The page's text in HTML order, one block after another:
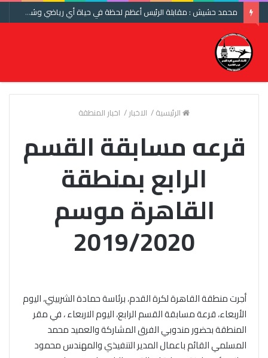
محمد حشيش : مقابلة الرئيس أعظم لحظة في حياة أي رياضي وشكرا اتحاد الكرة ومنتخب مصر
الرئيسية/ الاخبار/ اخبار المنطقة
قرعه مسابقة القسم
الرابع بمنطقة
القاهرة موسم
2019/2020
أجرت منطقة القاهرة لكرة القدم، برئاسة حمادة الشربيني، اليوم
الأربعاء، قرعة مسابقة القسم الرابع، اليوم الاربعاء ، في مقر
المنطقة بحضور مندوبي الفرق المشاركة والعميد محمد
المسلمي القائم باعمال المدير التنفيذي والمهندس محمود